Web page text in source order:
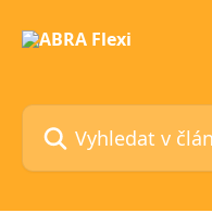
Vyhledat v článcích…